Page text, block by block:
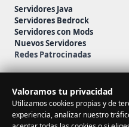
Valoramos tu privacidad
Utilizamos cookies propias y de
experiencia, analizar nuestro
Servidores Java
Servidores Bedrock
Servidores con Mods
Nuevos Servidores
Redes Patrocinadas